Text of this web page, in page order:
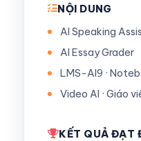
NỘI DUNG
AI Speaking
AI Essay Grader
LMS-AI9 ·
Video AI · Giáo
KẾT QUẢ ĐẠT